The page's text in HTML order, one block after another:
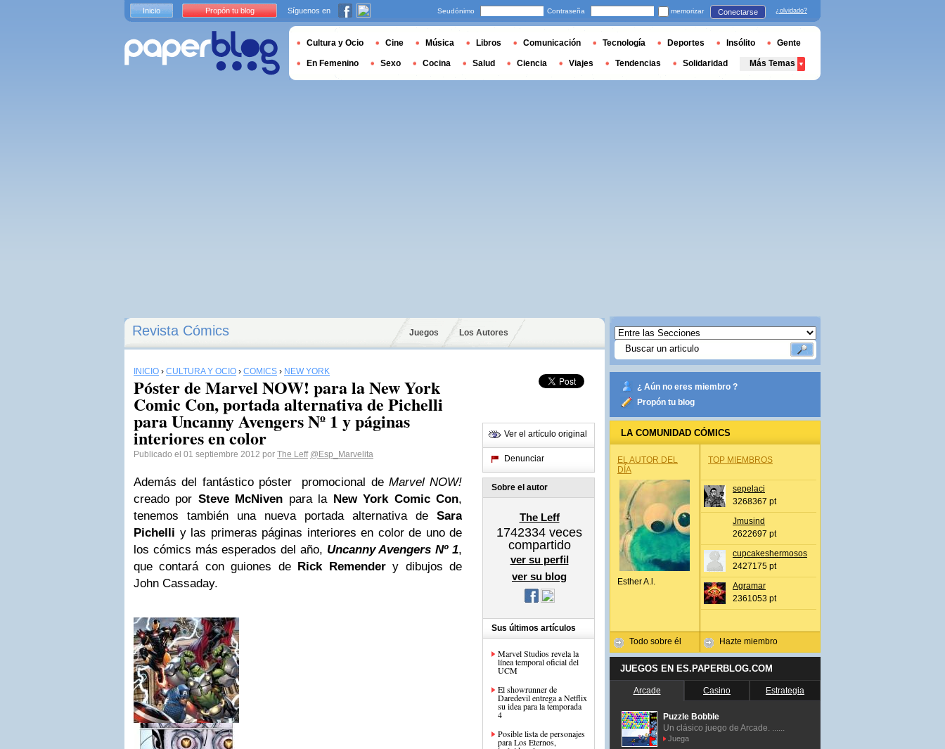
Revista Cómics Juegos Los Autores
INICIO › CULTURA Y OCIO › CÓMICS › NEW YORK
Póster de Marvel NOW! para la New York
Comic Con, portada alternativa de Pichelli
para Uncanny Avengers Nº 1 y páginas
interiores en color
Publicado el 01 septiembre 2012 por The Leff @Esp_Marvelita
Además del fantástico póster promocional de Marvel NOW!
creado por Steve McNiven para la New York Comic Con,
tenemos también una nueva portada alternativa de Sara
Pichelli y las primeras páginas interiores en color de uno de
los cómics más esperados del año, Uncanny Avengers Nº 1,
que contará con guiones de Rick Remendery dibujos de
John Cassaday.
Ver el artículo original
Denunciar
Sobre el autor
The Leff
1742334 veces
compartido
ver su perfil
ver su blog
Sus últimos artículos
Marvel Studios revela la
línea temporal oficial del
UCM
El showrunner de
Daredevil entrega a Netflix
su idea para la temporada
4
Posible lista de personajes
para Los Eternos,
¿ Aún no eres miembro ?
Propón tu blog
LA COMUNIDAD CÓMICS
EL AUTOR DEL
DÍA
Esther A.l.
Todo sobre él
TOP MIEMBROS
sepelaci
3268367 pt
Jmusind
2622697 pt
cupcakeshermosos
2427175 pt
Agramar
2361053 pt
Hazte miembro
JUEGOS EN ES.PAPERBLOG.COM
Arcade Casino Estrategia
Puzzle Bobble
Un clásico juego de Arcade. ......
Juega
Inicio Propón tu blog Síguenos en Seudónimo Contraseña memorizar Conectarse ¿olvidado?
Cultura y Ocio Cine Música Libros Comunicación Tecnología Deportes Insólito Gente
En Femenino Sexo Cocina Salud Ciencia Viajes Tendencias Solidaridad Más Temas